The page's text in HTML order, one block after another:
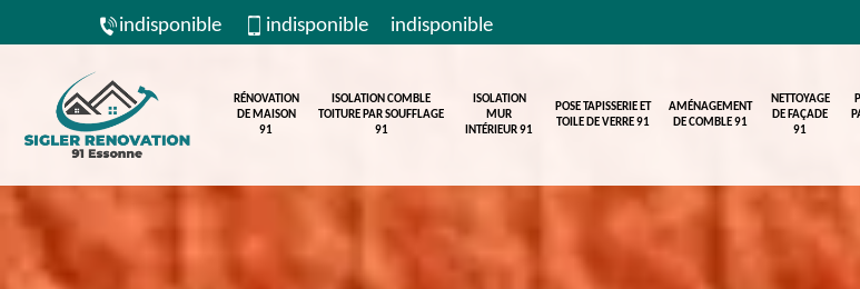
indisponible indisponible indisponible
RÉNOVATION
DE MAISON
91
ISOLATION COMBLE
TOITURE PAR SOUFFLAGE
91
ISOLATION
MUR
INTÉRIEUR 91
POSE TAPISSERIE ET
TOILE DE VERRE 91
AMÉNAGEMENT
DE COMBLE 91
NETTOYAGE
DE FAÇADE
91